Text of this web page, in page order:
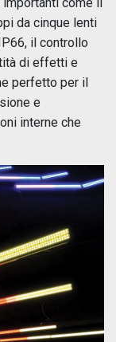
da cinque lenti
il controllo
di effetti e
perfetto per il
e
interne che